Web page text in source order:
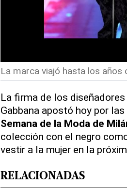
La marca viajó hasta los años
La firma de los
Gabbana apostó hoy por las
Semana de la Moda de
colección con el negro
vestir a la mujer en la
RELACIONADAS